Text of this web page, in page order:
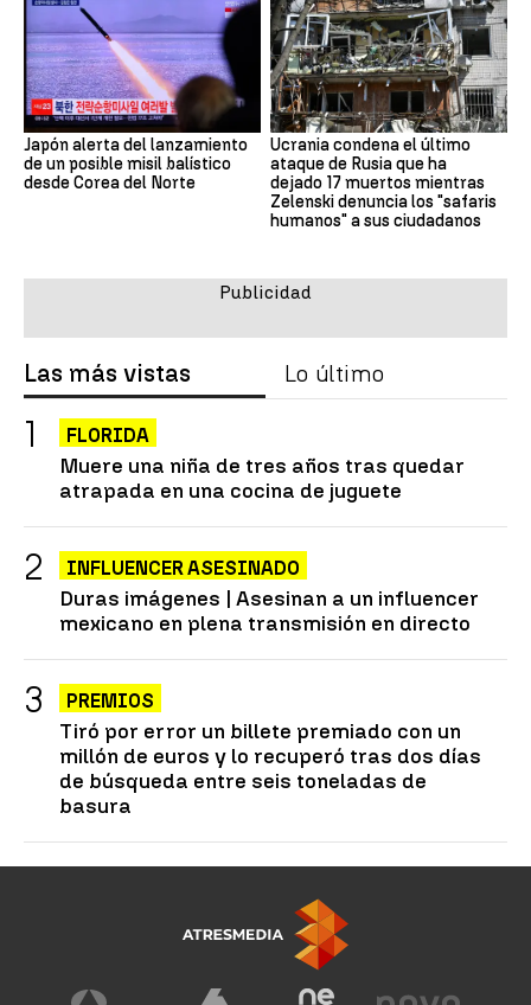
Japón alerta del lanzamiento
de un posible misil balístico
desde Corea del Norte
Ucrania condena el último
ataque de Rusia que ha
dejado 17 muertos mientras
Zelenski denuncia los "safaris
humanos" a sus ciudadanos
Las más vistas Lo último
FLORIDA
Muere una niña de tres años tras quedar
atrapada en una cocina de juguete
INFLUENCER ASESINADO
Duras imágenes | Asesinan a un influencer
mexicano en plena transmisión en directo
PREMIOS
Tiró por error un billete premiado con un
millón de euros y lo recuperó tras dos días
de búsqueda entre seis toneladas de
basura